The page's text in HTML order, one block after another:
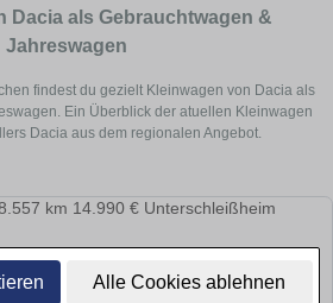
Alle Cookies ablehnen
Dacia als Gebrauchtwagen &
Jahreswagen
findest du gezielt Kleinwagen von Dacia als
Ein Überblick der atuellen Kleinwagen
Dacia aus dem regionalen Angebot.